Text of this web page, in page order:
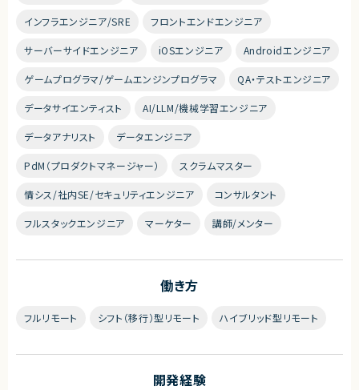
インフラエンジニア/SRE フロントエンドエンジニア
サーバーサイドエンジニア iOSエンジニア Androidエンジニア
ゲームプログラマ/ゲームエンジンプログラマ QA・テストエンジニア
データサイエンティスト AI/LLM/機械学習エンジニア
データアナリスト データエンジニア
PdM（プロダクトマネージャー） スクラムマスター
情シス/社内SE/セキュリティエンジニア コンサルタント
フルスタックエンジニア マーケター 講師/メンター
働き方
フルリモート シフト（移行）型リモート ハイブリッド型リモート
開発経験